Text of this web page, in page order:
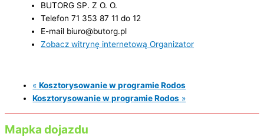
BUTORG SP. Z O. O.
Telefon71 353 87 11 do 12
E-mail biuro@butorg.pl
Zobacz witrynę internetową Organizator
« Kosztorysowanie w programie Rodos
Kosztorysowanie w programie Rodos »
Mapka dojazdu